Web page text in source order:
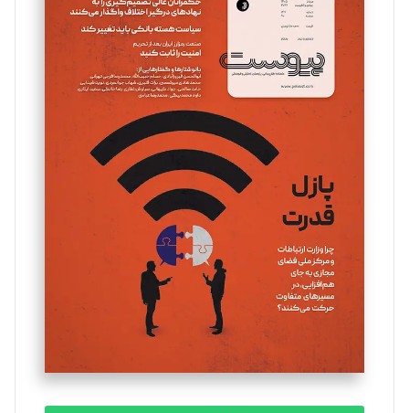
سروش کرمیان
تحریریه
مینا پاکدل
یسنا امان‌پور
تحریریه
ملینا جعفری
تحریریه
مصطفی مسجدی آرانی
تحریریه